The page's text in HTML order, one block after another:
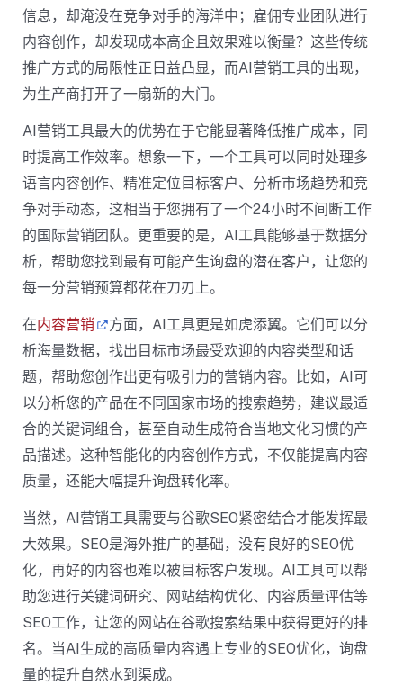
信息，却淹没在竞争对手的海洋中；雇佣专业团队进行
内容创作，却发现成本高企且效果难以衡量？这些传统
推广方式的局限性正日益凸显，而AI营销工具的出现，
为生产商打开了一扇新的大门。
AI营销工具最大的优势在于它能显著降低推广成本，同
时提高工作效率。想象一下，一个工具可以同时处理多
语言内容创作、精准定位目标客户、分析市场趋势和竞
争对手动态，这相当于您拥有了一个24小时不间断工作
的国际营销团队。更重要的是，AI工具能够基于数据分
析，帮助您找到最有可能产生询盘的潜在客户，让您的
每一分营销预算都花在刀刃上。
在内容营销
方面，AI工具更是如虎添翼。它们可以分
析海量数据，找出目标市场最受欢迎的内容类型和话
题，帮助您创作出更有吸引力的营销内容。比如，AI可
以分析您的产品在不同国家市场的搜索趋势，建议最适
合的关键词组合，甚至自动生成符合当地文化习惯的产
品描述。这种智能化的内容创作方式，不仅能提高内容
质量，还能大幅提升询盘转化率。
当然，AI营销工具需要与谷歌SEO紧密结合才能发挥最
大效果。SEO是海外推广的基础，没有良好的SEO优
化，再好的内容也难以被目标客户发现。AI工具可以帮
助您进行关键词研究、网站结构优化、内容质量评估等
SEO工作，让您的网站在谷歌搜索结果中获得更好的排
名。当AI生成的高质量内容遇上专业的SEO优化，询盘
量的提升自然水到渠成。